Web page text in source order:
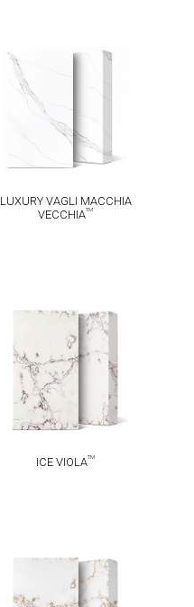
LUXURY VAGLI
MACCHIA
LUXURY VAGLI MACCHIA
VECCHIATM
ICE VIOLATM
ICE VIOLATM
ICE GOLD TM